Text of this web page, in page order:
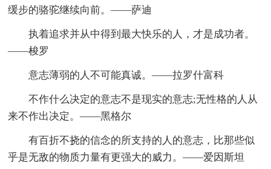
缓步的骆驼继续向前。——萨迪
执着追求并从中得到最大快乐的人，才是成功者。
——梭罗
意志薄弱的人不可能真诚。——拉罗什富科
不作什么决定的意志不是现实的意志;无性格的人从
来不作出决定。——黑格尔
有百折不挠的信念的所支持的人的意志，比那些似
乎是无敌的物质力量有更强大的威力。——爱因斯坦